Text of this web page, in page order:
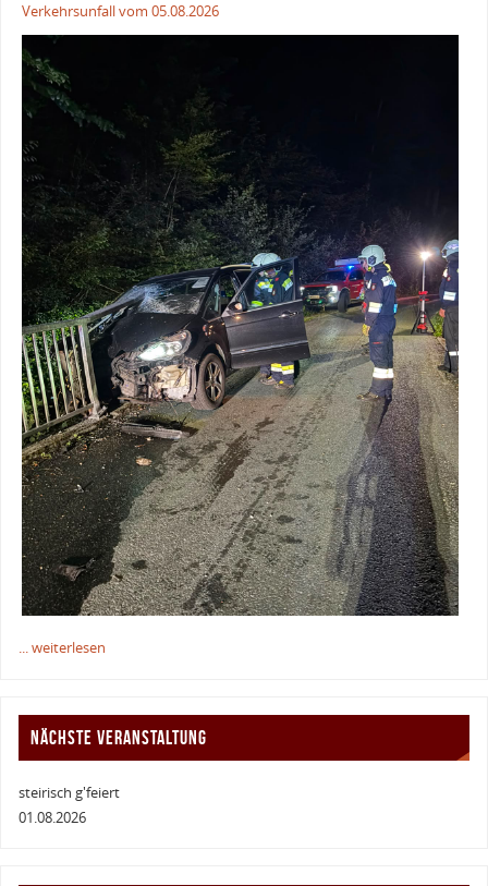
Verkehrsunfall vom 05.08.2026
... weiterlesen
NÄCHSTE VERANSTALTUNG
steirisch g'feiert
01.08.2026